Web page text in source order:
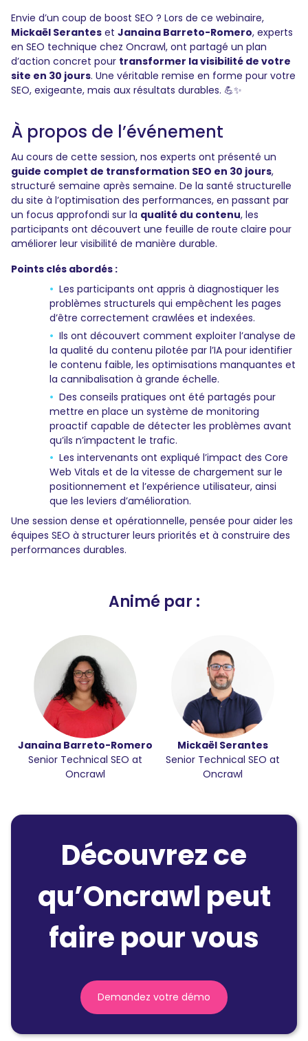
Envie d’un coup de boost SEO ? Lors de ce webinaire,
Mickaël Serantes et Janaina Barreto-Romero, experts
en SEO technique chez Oncrawl, ont partagé un plan
d’action concret pour transformer la visibilité de votre
site en 30 jours. Une véritable remise en forme pour votre
SEO, exigeante, mais aux résultats durables. 💪✨
À propos de l’événement
Au cours de cette session, nos experts ont présenté un
guide complet de transformation SEO en 30 jours,
structuré semaine après semaine. De la santé structurelle
du site à l’optimisation des performances, en passant par
un focus approfondi sur la qualité du contenu, les
participants ont découvert une feuille de route claire pour
améliorer leur visibilité de manière durable.
Points clés abordés :
Les participants ont appris à diagnostiquer les
problèmes structurels qui empêchent les pages
d’être correctement crawlées et indexées.
Ils ont découvert comment exploiter l’analyse de
la qualité du contenu pilotée par l’IA pour identifier
le contenu faible, les optimisations manquantes et
la cannibalisation à grande échelle.
Des conseils pratiques ont été partagés pour
mettre en place un système de monitoring
proactif capable de détecter les problèmes avant
qu’ils n’impactent le trafic.
Les intervenants ont expliqué l’impact des Core
Web Vitals et de la vitesse de chargement sur le
positionnement et l’expérience utilisateur, ainsi
que les leviers d’amélioration.
Une session dense et opérationnelle, pensée pour aider les
équipes SEO à structurer leurs priorités et à construire des
performances durables.
Animé par :
Janaina Barreto-Romero
Senior Technical SEO at
Oncrawl
Mickaël Serantes
Senior Technical SEO at
Oncrawl
Découvrez ce
qu’Oncrawl peut
faire pour vous
Demandez votre démo